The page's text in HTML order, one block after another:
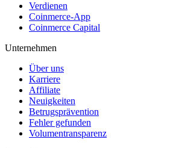
Verdienen
Coinmerce-App
Coinmerce Capital
Unternehmen
Über uns
Karriere
Affiliate
Neuigkeiten
Betrugsprävention
Fehler gefunden
Volumentransparenz